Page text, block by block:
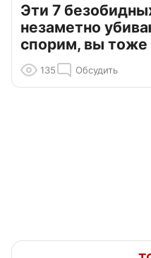
Эти 7
незаметно
спорим, вы тоже
135 Обсудить